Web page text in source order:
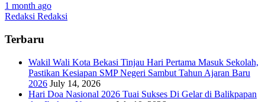
1 month ago
Redaksi Redaksi
Terbaru
Wakil Wali Kota Bekasi Tinjau Hari Pertama Masuk Sekolah,
Pastikan Kesiapan SMP Negeri Sambut Tahun Ajaran Baru
2026 July 14, 2026
Hari Doa Nasional 2026 Tuai Sukses Di Gelar di Balikpapan